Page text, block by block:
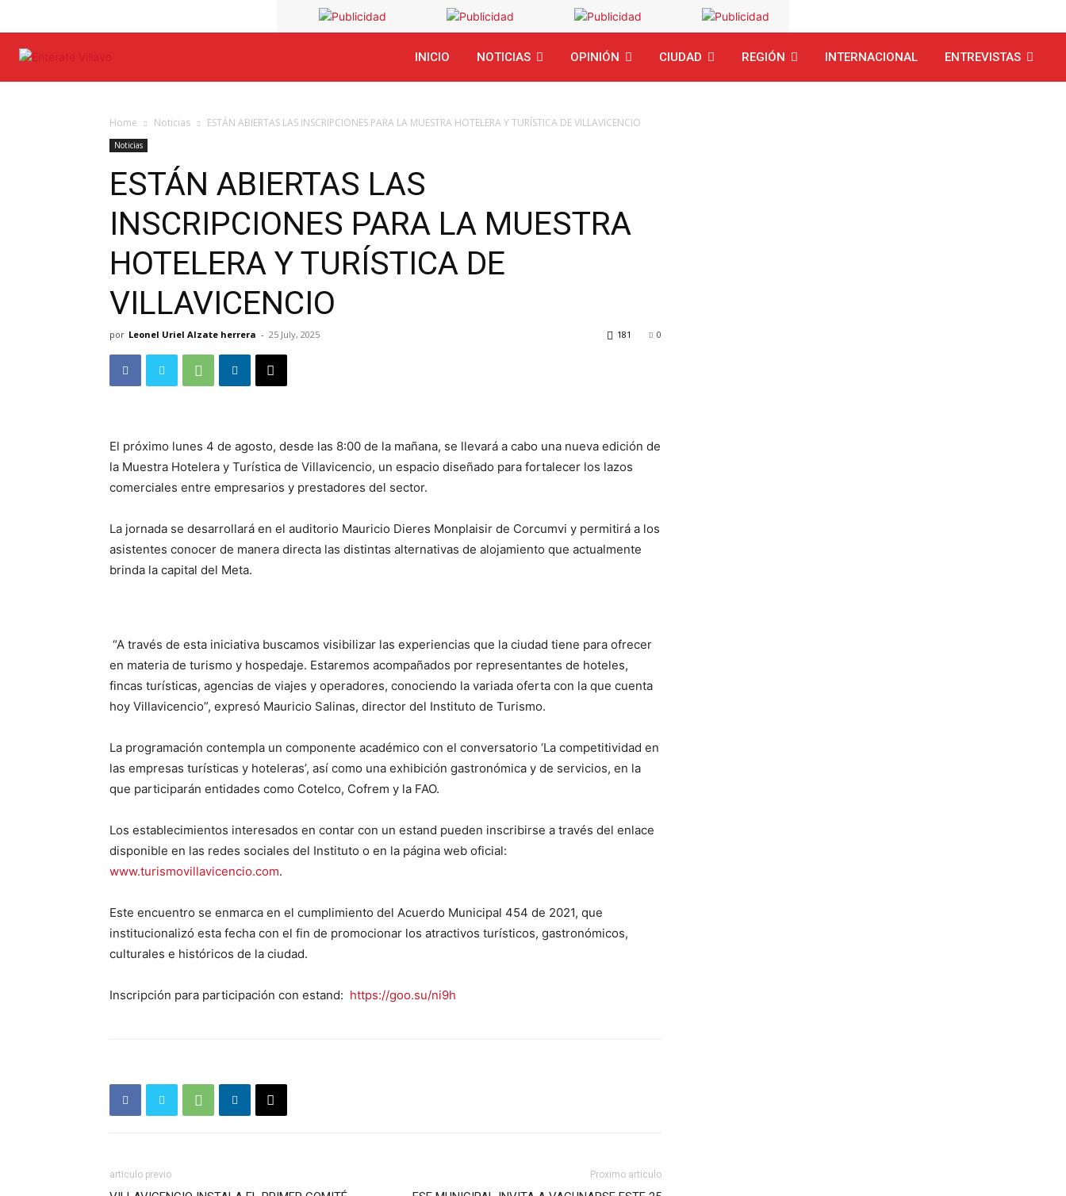
INICIO NOTICIAS OPINIÓN CIUDAD REGIÓN INTERNACIONAL ENTREVISTAS
Home Noticias ESTÁN ABIERTAS LAS INSCRIPCIONES PARA LA MUESTRA HOTELERA Y TURÍSTICA DE VILLAVICENCIO
Noticias
ESTÁN ABIERTAS LAS
INSCRIPCIONES PARA LA MUESTRA
HOTELERA Y TURÍSTICA DE
VILLAVICENCIO
por Leonel Uriel Alzate herrera - 25 July, 2025 0
181
El próximo lunes 4 de agosto, desde las 8:00 de la mañana, se llevará a cabo una nueva edición de
la Muestra Hotelera y Turística de Villavicencio, un espacio diseñado para fortalecer los lazos
comerciales entre empresarios y prestadores del sector.
La jornada se desarrollará en el auditorio Mauricio Dieres Monplaisir de Corcumvi y permitirá a los
asistentes conocer de manera directa las distintas alternativas de alojamiento que actualmente
brinda la capital del Meta.
“A través de esta iniciativa buscamos visibilizar las experiencias que la ciudad tiene para ofrecer
en materia de turismo y hospedaje. Estaremos acompañados por representantes de hoteles,
fincas turísticas, agencias de viajes y operadores, conociendo la variada oferta con la que cuenta
hoy Villavicencio”, expresó Mauricio Salinas, director del Instituto de Turismo.
La programación contempla un componente académico con el conversatorio ‘La competitividad en
las empresas turísticas y hoteleras’, así como una exhibición gastronómica y de servicios, en la
que participarán entidades como Cotelco, Cofrem y la FAO.
Los establecimientos interesados en contar con un estand pueden inscribirse a través del enlace
disponible en las redes sociales del Instituto o en la página web oficial:
www.turismovillavicencio.com.
Este encuentro se enmarca en el cumplimiento del Acuerdo Municipal 454 de 2021, que
institucionalizó esta fecha con el fin de promocionar los atractivos turísticos, gastronómicos,
culturales e históricos de la ciudad.
Inscripción para participación con estand: https://goo.su/ni9h
articulo previo Proximo articulo